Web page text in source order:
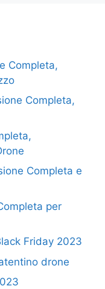
Completa,
Completa,
Completa e
per
Friday 2023
drone